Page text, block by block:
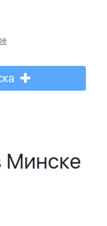
Минске